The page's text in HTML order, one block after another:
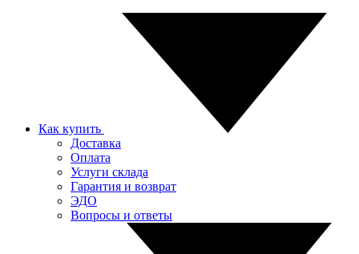
Как купить
Доставка
Оплата
Услуги склада
Гарантия и возврат
ЭДО
Вопросы и ответы